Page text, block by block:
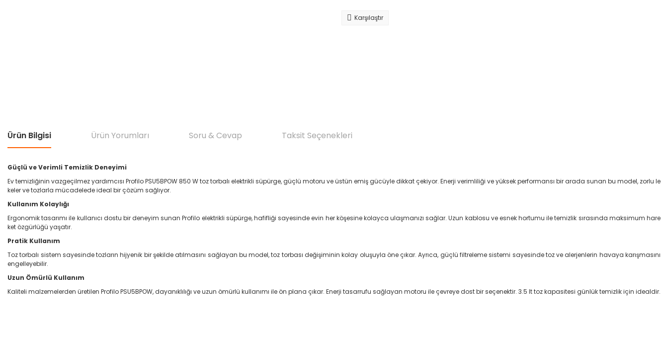
Karşılaştır
Ürün Bilgisi Ürün Yorumları Soru & Cevap Taksit Seçenekleri
Güçlü ve Verimli Temizlik Deneyimi
Ev temizliğinin vazgeçilmez yardımcısı Profilo PSU5BPOW 850 W toz torbalı elektrikli süpürge, güçlü motoru ve üstün emiş gücüyle dikkat çekiyor. Enerji verimliliği ve yüksek performansı bir arada sunan bu model, zorlu le
keler ve tozlarla mücadelede ideal bir çözüm sağlıyor.
Kullanım Kolaylığı
Ergonomik tasarımı ile kullanıcı dostu bir deneyim sunan Profilo elektrikli süpürge, hafifliği sayesinde evin her köşesine kolayca ulaşmanızı sağlar. Uzun kablosu ve esnek hortumu ile temizlik sırasında maksimum hare
ket özgürlüğü yaşatır.
Pratik Kullanım
Toz torbalı sistem sayesinde tozların hijyenik bir şekilde atılmasını sağlayan bu model, toz torbası değişiminin kolay oluşuyla öne çıkar. Ayrıca, güçlü filtreleme sistemi sayesinde toz ve alerjenlerin havaya karışmasını
engelleyebilir.
Uzun Ömürlü Kullanım
Kaliteli malzemelerden üretilen Profilo PSU5BPOW, dayanıklılığı ve uzun ömürlü kullanımı ile ön plana çıkar. Enerji tasarrufu sağlayan motoru ile çevreye dost bir seçenektir. 3.5 lt toz kapasitesi günlük temizlik için idealdir.